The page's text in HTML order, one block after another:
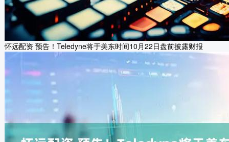
怀远配资 预告！Teledyne将于美东时间10月22日盘前披露财报